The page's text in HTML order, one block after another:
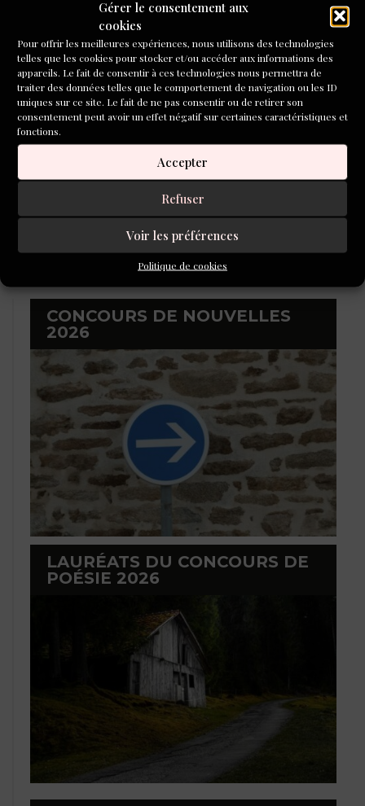
Gérer le consentement aux
cookies
Pour offrir les meilleures expériences, nous utilisons des technologies
telles que les cookies pour stocker et/ou accéder aux informations des
appareils. Le fait de consentir à ces technologies nous permettra de
traiter des données telles que le comportement de navigation ou les ID
uniques sur ce site. Le fait de ne pas consentir ou de retirer son
consentement peut avoir un effet négatif sur certaines caractéristiques et
fonctions.
Accepter
Refuser
Voir les préférences
Politique de cookies
Concours de poésie Inventoire-Aleph-Écriture 2026
Remise des prix des concours 2025 : les lauréats !
CONCOURS DE NOUVELLES
2026
LAURÉATS DU CONCOURS DE
POÉSIE 2026